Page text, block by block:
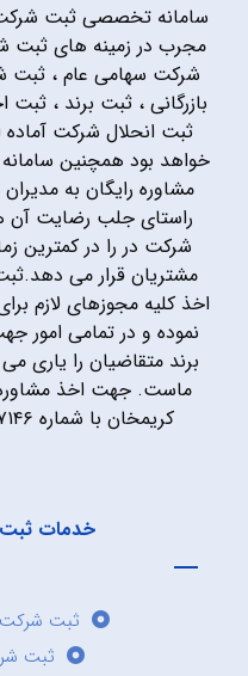
سامانه تخصصی ثبت
مجرب در زمینه های ثبت
شرکت سهامی عام ،
بازرگانی ، ثبت برند ،
ثبت انحلال شرکت آماده
خواهد بود همچنین
مشاوره رایگان به
راستای جلب رضایت آن
شرکت در را در کمترین
مشتریان قرار می
اخذ کلیه مجوزهای لازم
نموده و در تمامی
برند متقاضیان را
ماست. جهت اخذ
کریمخان با شماره ۰۲۱۸۷۱۴۶ تماس حاصل فرمایید.
خدمات
ثبت
ثبت